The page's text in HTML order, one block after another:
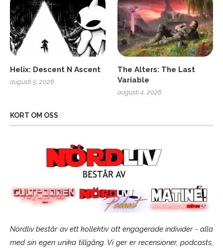
Helix: Descent N Ascent
augusti 5, 2026
The Alters: The Last
Variable
augusti 4, 2026
KORT OM OSS
Nördliv består av ett kollektiv att engagerade individer - alla
med sin egen unika tillgång. Vi ger er recensioner, podcasts,